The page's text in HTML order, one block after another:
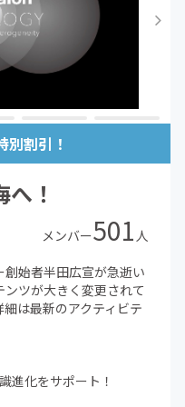
別割引！
！
メンバー501 人
始者半田広宣が急逝い
ツが大きく変更されて
は最新のアクティビテ
進化をサポート！